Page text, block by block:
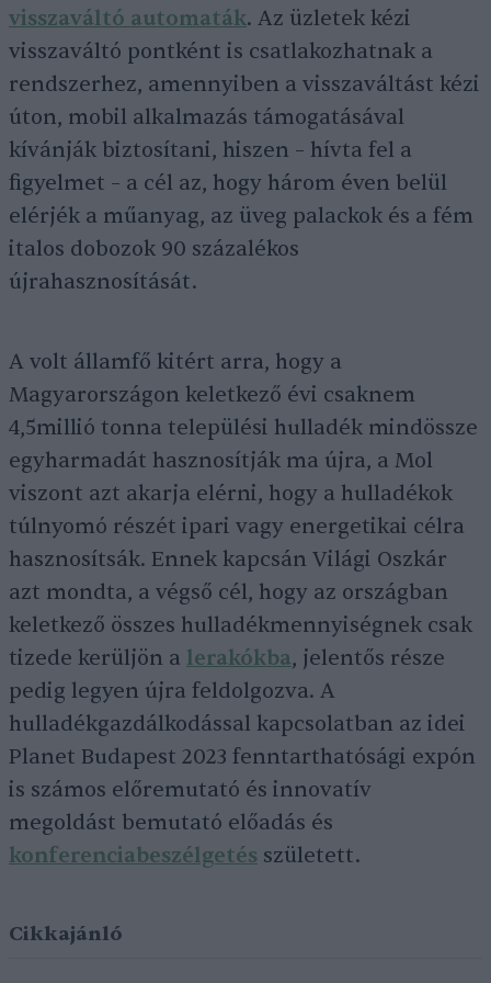
visszaváltó automaták. Az üzletek kézi
visszaváltó pontként is csatlakozhatnak a
rendszerhez, amennyiben a visszaváltást kézi
úton, mobil alkalmazás támogatásával
kívánják biztosítani, hiszen – hívta fel a
figyelmet – a cél az, hogy három éven belül
elérjék a műanyag, az üveg palackok és a fém
italos dobozok 90 százalékos
újrahasznosítását.
A volt államfő kitért arra, hogy a
Magyarországon keletkező évi csaknem
4,5millió tonna települési hulladék mindössze
egyharmadát hasznosítják ma újra, a Mol
viszont azt akarja elérni, hogy a hulladékok
túlnyomó részét ipari vagy energetikai célra
hasznosítsák. Ennek kapcsán Világi Oszkár
azt mondta, a végső cél, hogy az országban
keletkező összes hulladékmennyiségnek csak
tizede kerüljön a lerakókba, jelentős része
pedig legyen újra feldolgozva. A
hulladékgazdálkodással kapcsolatban az idei
Planet Budapest 2023 fenntarthatósági expón
is számos előremutató és innovatív
megoldást bemutató előadás és
konferenciabeszélgetés született.
Cikkajánló